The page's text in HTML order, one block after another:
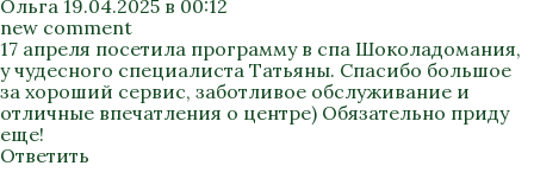
Ольга 19.04.2025 в 00:12
new comment
17 апреля посетила программу в спа Шоколадомания,
у чудесного специалиста Татьяны. Спасибо большое
за хороший сервис, заботливое обслуживание и
отличные впечатления о центре) Обязательно приду
еще!
Ответить